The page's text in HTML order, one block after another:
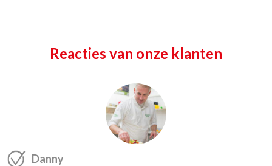
Reacties van onze klanten
Danny